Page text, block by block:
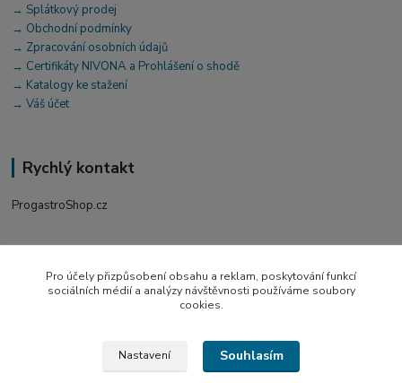
→ Splátkový prodej
→ Obchodní podmínky
→ Zpracování osobních údajů
→ Certifikáty NIVONA a Prohlášení o shodě
→ Katalogy ke stažení
→ Váš účet
Rychlý kontakt
ProgastroShop.cz
+420 519 411 299
Po-Pá 7-16 hod
Pro účely přizpůsobení obsahu a reklam, poskytování funkcí
sociálních médií a analýzy návštěvnosti používáme soubory
cookies.
Nastavení Souhlasím